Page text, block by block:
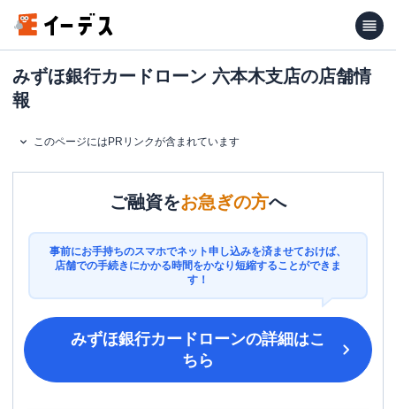
みずほ銀行カードローン 六本木支店の店舗情
報
このページにはPRリンクが含まれています
ご融資をお急ぎの方へ
事前にお手持ちのスマホでネット申し込みを済ませておけば、
店舗での手続きにかかる時間をかなり短縮することができま
す！
みずほ銀行カードローンの詳細はこ
ちら